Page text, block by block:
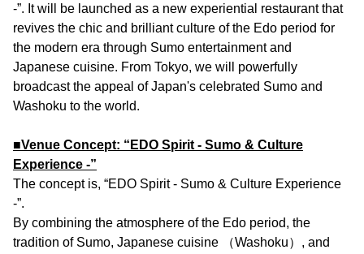
-”. It will be launched as a new experiential restaurant that
revives the chic and brilliant culture of the Edo period for
the modern era through Sumo entertainment and
Japanese cuisine. From Tokyo, we will powerfully
broadcast the appeal of Japan's celebrated Sumo and
Washoku to the world.
■Venue Concept: “EDO Spirit - Sumo & Culture
Experience -”
The concept is, “EDO Spirit - Sumo & Culture Experience
-”.
By combining the atmosphere of the Edo period, the
tradition of Sumo, Japanese cuisine （Washoku）, and